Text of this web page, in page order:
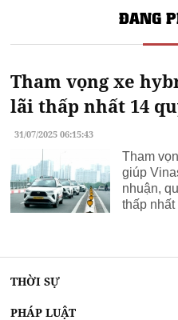
phí thiết kế nội thất biệt thự
ĐANG
Tham vọng xe
lãi thấp nhất 14
31/07/2025 06:15:43
Tham
giúp
nhuận,
thấp nhất
THỜI SỰ
PHÁP LUẬT